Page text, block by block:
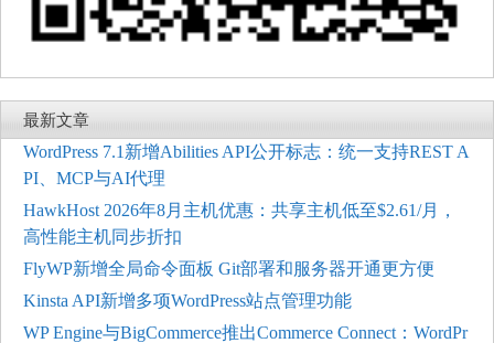
最新文章
WordPress 7.1新增Abilities API公开标志：统一支持REST A
PI、MCP与AI代理
HawkHost 2026年8月主机优惠：共享主机低至$2.61/月，
高性能主机同步折扣
FlyWP新增全局命令面板 Git部署和服务器开通更方便
Kinsta API新增多项WordPress站点管理功能
WP Engine与BigCommerce推出Commerce Connect：WordPr